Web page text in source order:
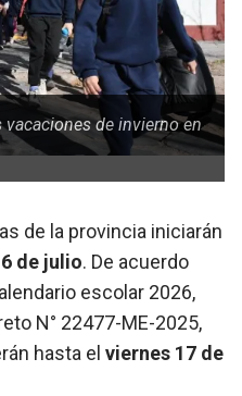
de invierno en
de la provincia iniciarán
6 de julio. De acuerdo
escolar 2026,
N° 22477-ME-2025,
hasta el viernes 17 de